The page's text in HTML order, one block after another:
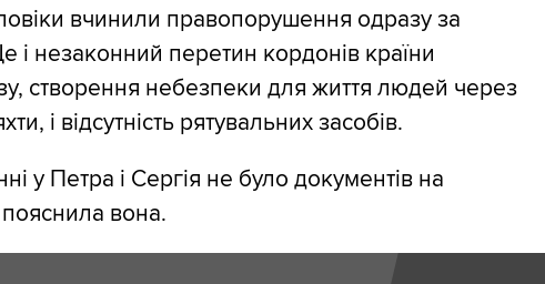
вчинили правопорушення одразу за
і незаконний перетин кордонів країни
створення небезпеки для життя людей через
і відсутність рятувальних засобів.
у Петра і Сергія не було документів на
вона.